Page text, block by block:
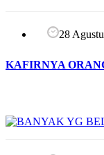
28
KAFIRNYA